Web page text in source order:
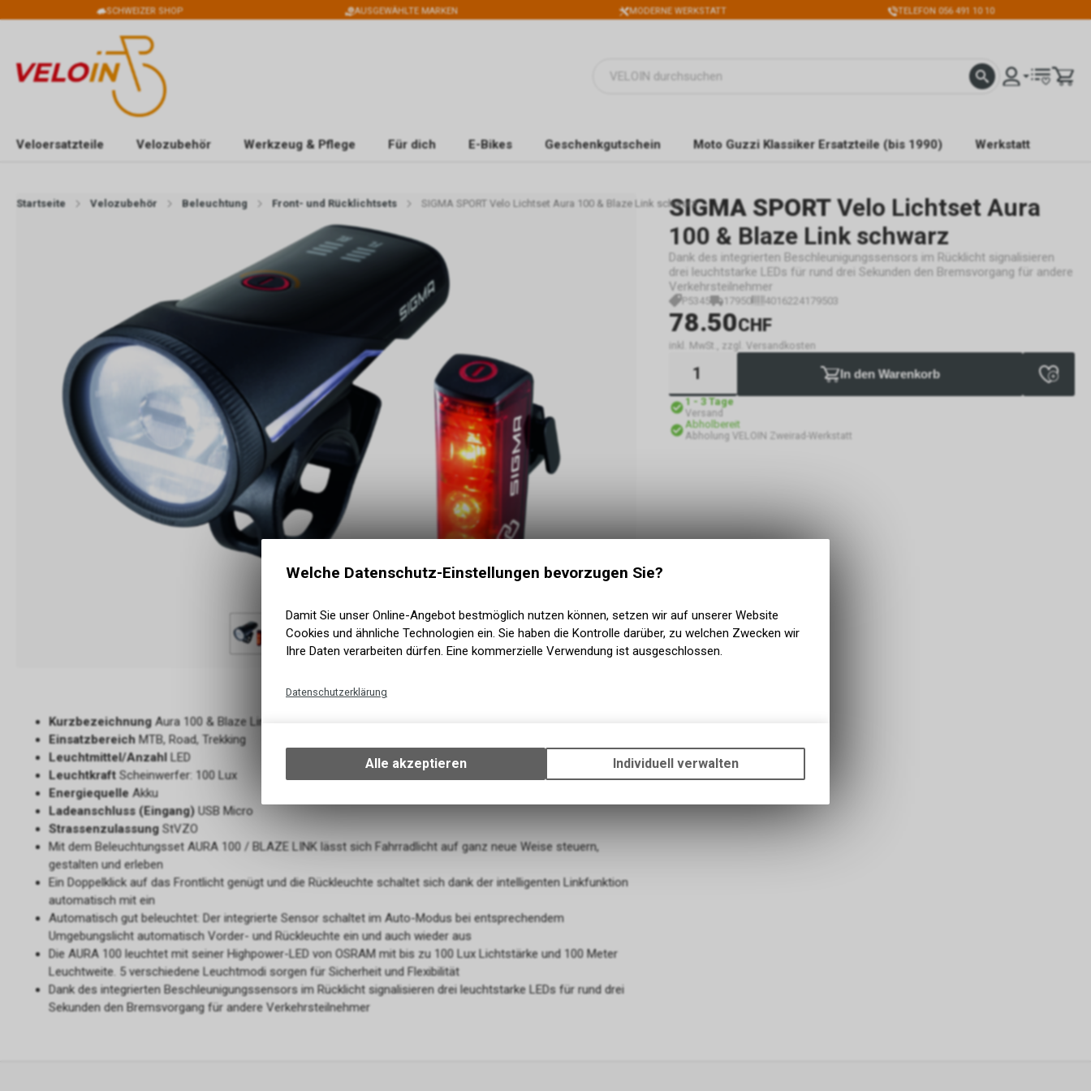
SCHWEIZER SHOP AUSGEWÄHLTE MARKEN MODERNE WERKSTATT TELEFON 056 491 10 10
Veloersatzteile Velozubehör Werkzeug & Pflege Für dich E-Bikes Geschenkgutschein Moto Guzzi Klassiker Ersatzteile (bis 1990) Werkstatt
Startseite Velozubehör Beleuchtung Front- und Rücklichtsets SIGMA SPORT Velo Lichtset Aura 100 & Blaze Link schwarzSIGMA SPORT Velo Lichtset Aura
100 & Blaze Link schwarz
Dank des integrierten Beschleunigungssensors im Rücklicht signalisieren
drei leuchtstarke LEDs für rund drei Sekunden den Bremsvorgang für andere
Verkehrsteilnehmer
P5345 17950 4016224179503
78.50CHF
inkl. MwSt., zzgl. Versandkosten
In den Warenkorb
1 - 3 Tage
Versand
Abholbereit
Abholung VELOIN Zweirad-Werkstatt
Kurzbezeichnung Aura 100 & Blaze Link
Einsatzbereich MTB, Road, Trekking
Leuchtmittel/Anzahl LED
Leuchtkraft Scheinwerfer: 100 Lux
Energiequelle Akku
Ladeanschluss (Eingang) USB Micro
Strassenzulassung StVZO
Mit dem Beleuchtungsset AURA 100 / BLAZE LINK lässt sich Fahrradlicht auf ganz neue Weise steuern,
gestalten und erleben
Ein Doppelklick auf das Frontlicht genügt und die Rückleuchte schaltet sich dank der intelligenten Linkfunktion
automatisch mit ein
Automatisch gut beleuchtet: Der integrierte Sensor schaltet im Auto-Modus bei entsprechendem
Umgebungslicht automatisch Vorder- und Rückleuchte ein und auch wieder aus
Die AURA 100 leuchtet mit seiner Highpower-LED von OSRAM mit bis zu 100 Lux Lichtstärke und 100 Meter
Leuchtweite. 5 verschiedene Leuchtmodi sorgen für Sicherheit und Flexibilität
Dank des integrierten Beschleunigungssensors im Rücklicht signalisieren drei leuchtstarke LEDs für rund drei
Sekunden den Bremsvorgang für andere Verkehrsteilnehmer
Welche Datenschutz-Einstellungen bevorzugen Sie?
Damit Sie unser Online-Angebot bestmöglich nutzen können, setzen wir auf unserer Website
Cookies und ähnliche Technologien ein. Sie haben die Kontrolle darüber, zu welchen Zwecken wir
Ihre Daten verarbeiten dürfen. Eine kommerzielle Verwendung ist ausgeschlossen.
Datenschutzerklärung
Ihrem Gerät, um die grundlegenden Funktionen unseres Online-Angebots, wie die
Verwendung des Warenkorbs, zu ermöglichen. Bitte beachten Sie, dass die
zulassen.
Alle akzeptieren Individuell verwalten